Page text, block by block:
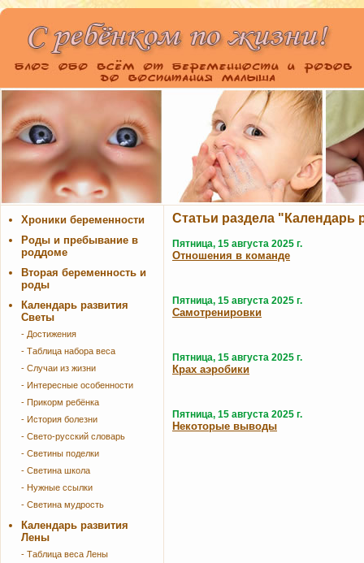
Хроники беременности
Роды и пребывание в
роддоме
Вторая беременность и
роды
Календарь развития
Светы
- Достижения
- Таблица набора веса
- Случаи из жизни
- Интересные особенности
- Прикорм ребёнка
- История болезни
- Свето-русский словарь
- Светины поделки
- Светина школа
- Нужные ссылки
- Светина мудрость
Календарь развития
Лены
- Таблица веса Лены
Статьи раздела
Пятница, 15 августа 2025 г.
Отношения в команде
Пятница, 15 августа 2025 г.
Самотренировки
Пятница, 15 августа 2025 г.
Крах аэробики
Пятница, 15 августа 2025 г.
Некоторые выводы